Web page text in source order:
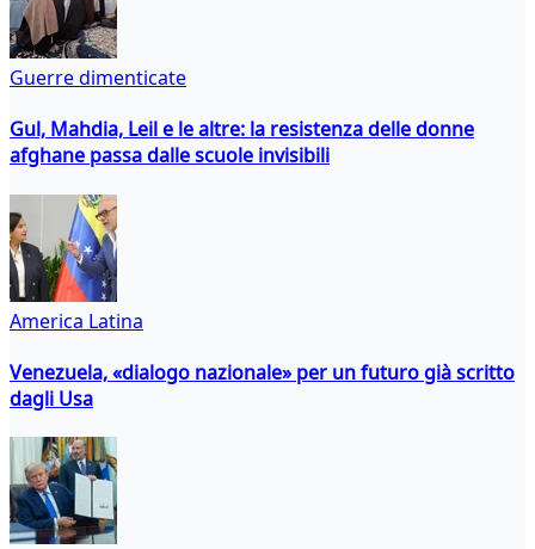
Guerre dimenticate
Gul, Mahdia, Leil e le altre: la resistenza delle donne
afghane passa dalle scuole invisibili
America Latina
Venezuela, «dialogo nazionale» per un futuro già scritto
dagli Usa